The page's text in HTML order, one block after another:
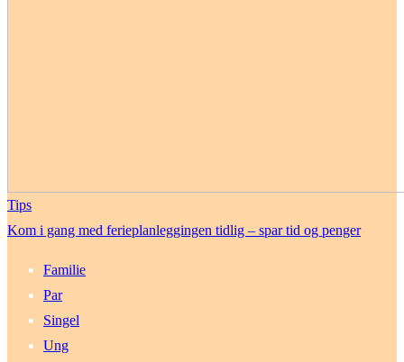
Tips
Kom i gang med ferieplanleggingen tidlig – spar tid og penger
Familie
Par
Singel
Ung